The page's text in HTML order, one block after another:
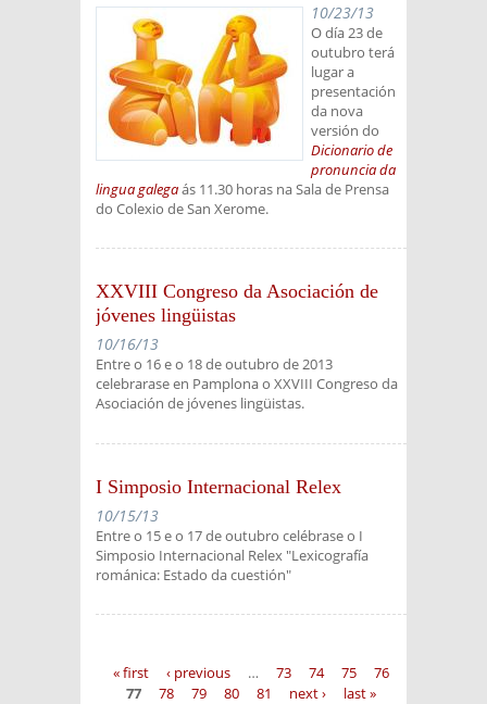
10/23/13
O día 23 de
outubro terá
lugar a
presentación
da nova
versión do
Dicionario de
pronuncia da
lingua galegaás 11.30 horas na Sala de Prensa
do Colexio de San Xerome.
XXVIII Congreso da Asociación de
jóvenes lingüistas
10/16/13
Entre o 16 e o 18 de outubro de 2013
celebrarase en Pamplona o XXVIII Congreso da
Asociación de jóvenes lingüistas.
I Simposio Internacional Relex
10/15/13
Entre o 15 e o 17 de outubro celébrase o I
Simposio Internacional Relex "Lexicografía
románica: Estado da cuestión"
Pages
« first ‹ previous … 73 74 75
76
77
78 79 80 81 next › last »